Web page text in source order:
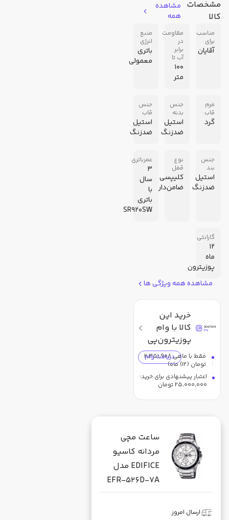
مشخصات
کالا
مشاهده
همه
مناسب
برای
آقایان
مقاومت
در
برابر
آب تا
100
متر
منبع
انرژی
باتری
معمولی
فرم
قاب
گرد
جنس
بدنه
استیل
ضدزنگ
جنس
قاب
استیل
ضدزنگ
جنس
بند
استیل
ضدزنگ
نوع
قفل
کلیپسی
ضامن‌دار
عمرباتری
3
سال
با
باتری
SR920SW
گارانتی
12
ماه
پوزیترون
مشاهده همه ویژگی ها
خرید این
کالا با وام
پوزیترون‌پی
دریافت وامفقط با ماهی۲٬۳۵۱٬۹۰۸
تومان (12) ماه)
اعتبار پیشنهادی برای خرید:
۲۵٬۰۰۰٬۰۰۰تومان
ساعت مچی
مردانه کاسیو
EDIFICE مدل
EFR-526D-7A
ارسال امروز